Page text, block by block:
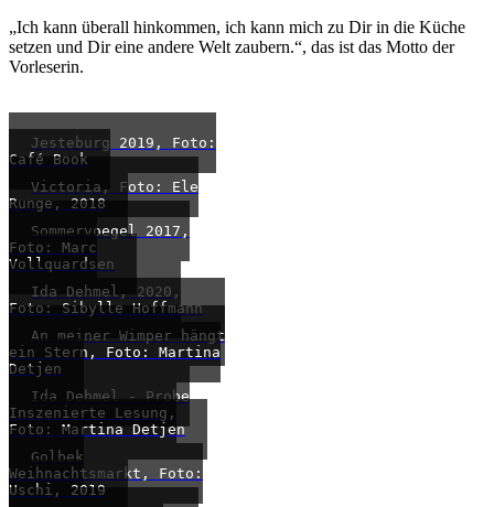
„Ich kann überall hinkommen, ich kann mich zu Dir in die Küche
setzen und Dir eine andere Welt zaubern.“, das ist das Motto der
Vorleserin.
Jesteburg 2019, Foto:
Café Book
Victoria, Foto: Ele
Runge, 2018
Sommervoegel 2017,
Foto: Marc
Vollquardsen
Ida Dehmel, 2020,
Foto: Sibylle Hoffmann
An meiner Wimper hängt
ein Stern, Foto: Martina
Detjen
Ida Dehmel - Probe
Inszenierte Lesung,
Foto: Martina Detjen
Golbek
Weihnachtsmarkt, Foto:
Uschi, 2019